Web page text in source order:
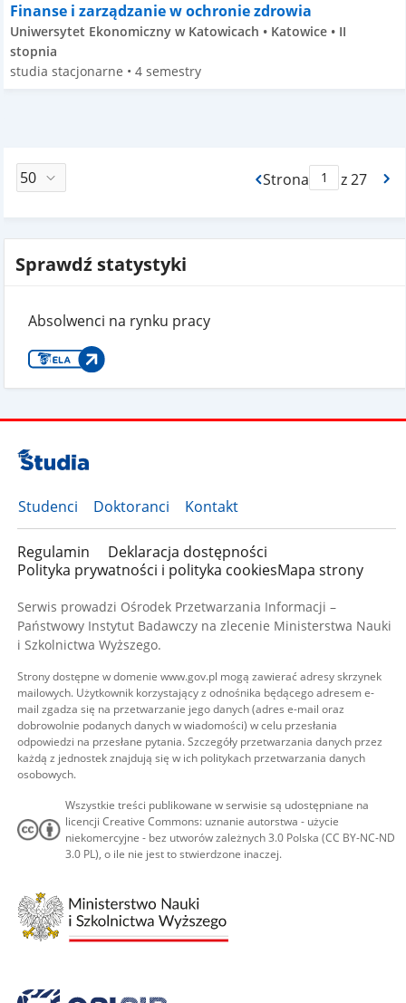
Finanse i zarządzanie w ochronie zdrowia
Uniwersytet Ekonomiczny w Katowicach • Katowice • II
stopnia
studia stacjonarne • 4 semestry
Strona
Max Stronaz 27
Sprawdź statystyki
Absolwenci na rynku pracy
Studenci Doktoranci Kontakt
Regulamin
Deklaracja dostępności
Polityka prywatności i polityka cookiesMapa strony
Serwis prowadzi Ośrodek Przetwarzania Informacji –
Państwowy Instytut Badawczy na zlecenie Ministerstwa Nauki
i Szkolnictwa Wyższego.
Strony dostępne w domenie www.gov.pl mogą zawierać adresy skrzynek
mailowych. Użytkownik korzystający z odnośnika będącego adresem e-
mail zgadza się na przetwarzanie jego danych (adres e-mail oraz
dobrowolnie podanych danych w wiadomości) w celu przesłania
odpowiedzi na przesłane pytania. Szczegóły przetwarzania danych przez
każdą z jednostek znajdują się w ich politykach przetwarzania danych
osobowych.
Wszystkie treści publikowane w serwisie są udostępniane na
licencji Creative Commons: uznanie autorstwa - użycie
niekomercyjne - bez utworów zależnych 3.0 Polska (CC BY-NC-ND
3.0 PL), o ile nie jest to stwierdzone inaczej.